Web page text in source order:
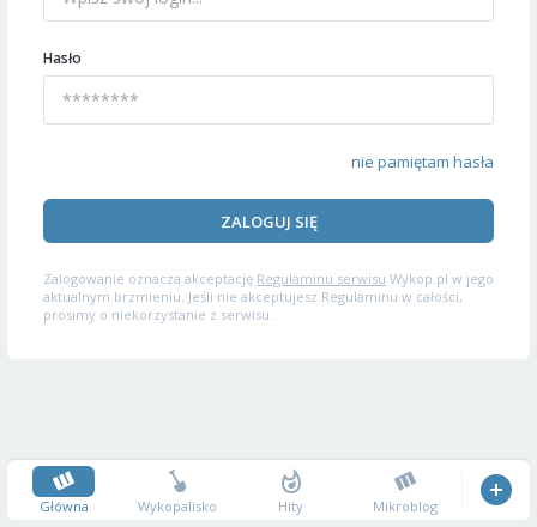
Hasło
nie pamiętam hasła
ZALOGUJ SIĘ
Zalogowanie oznacza akceptację Regulaminu serwisu Wykop.pl w jego
aktualnym brzmieniu. Jeśli nie akceptujesz Regulaminu w całości,
prosimy o niekorzystanie z serwisu.
Główna Wykopalisko Hity Mikroblog